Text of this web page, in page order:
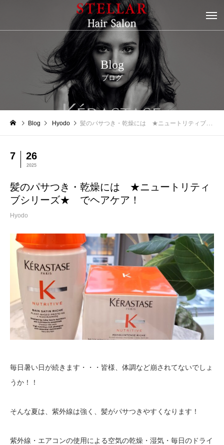
Blog
ブログ
Blog Hyodo 髪のパサつき・乾燥には ★ニュートリティブシリーズ★ でヘアケア！
7 26
2025
髪のパサつき・乾燥には ★ニュートリティ
ブシリーズ★ でヘアケア！
Hyodo
毎日暑い日が続きます・・・皆様、体調など崩されてないでしょ
うか！！
そんな夏は、紫外線は強く、髪がパサつきやすくなります！
紫外線・エアコンの使用による空気の乾燥・湿気・毎日のドライ